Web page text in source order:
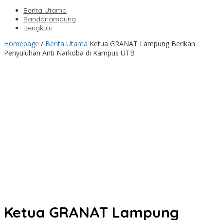
Berita Utama
Bandarlampung
Bengkulu
Homepage / Berita Utama Ketua GRANAT Lampung Berikan
Penyuluhan Anti Narkoba di Kampus UTB
Ketua GRANAT Lampung